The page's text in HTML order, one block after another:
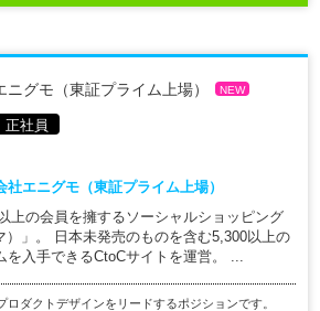
ニグモ（東証プライム上場） NEW
正社員
エニグモ（東証プライム上場）
上の会員を擁するソーシャルショッピング
）」。 日本未発売のものを含む5,300以上の
入手できるCtoCサイトを運営。 ...
ロダクトデザインをリードするポジションです。